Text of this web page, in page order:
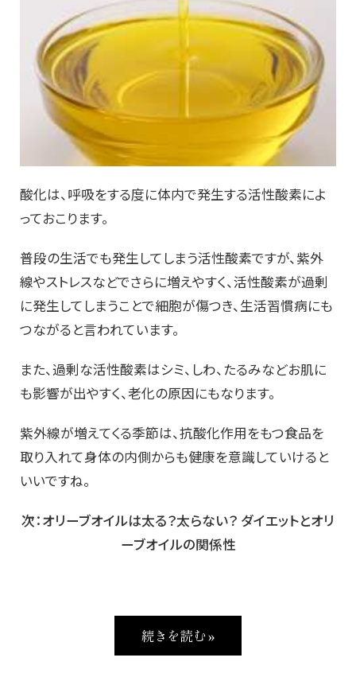
酸化は、呼吸をする度に体内で発生する活性酸素によ
っておこります。
普段の生活でも発生してしまう活性酸素ですが、紫外
線やストレスなどでさらに増えやすく、活性酸素が過剰
に発生してしまうことで細胞が傷つき、生活習慣病にも
つながると言われています。
また、過剰な活性酸素はシミ、しわ、たるみなどお肌に
も影響が出やすく、老化の原因にもなります。
紫外線が増えてくる季節は、抗酸化作用をもつ食品を
取り入れて身体の内側からも健康を意識していけると
いいですね。
次：オリーブオイルは太る？太らない？ ダイエットとオリ
ーブオイルの関係性
続きを読む »